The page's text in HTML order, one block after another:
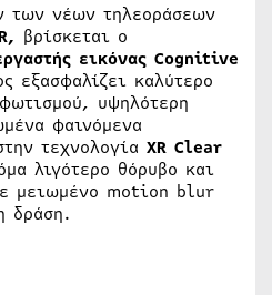
των νέων τηλεοράσεων
βρίσκεται ο
εικόνας Cognitive
εξασφαλίζει καλύτερο
υψηλότερη
φαινόμενα
τεχνολογία XR Clear
λιγότερο θόρυβο και
μειωμένο motion blur
δράση.